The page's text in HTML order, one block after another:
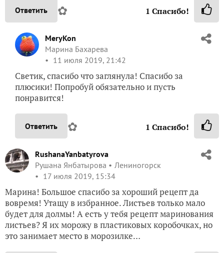
Ответить ✿ 1 Спасибо!
MeryKon
Марина Бахарева
11 июля 2019, 21:42
Светик, спасибо что заглянула! Спасибо за
плюсики! Попробуй обязательно и пусть
понравится!
Ответить ✿ 1 Спасибо!
RushanaYanbatyrova
Рушана Янбатырова
Лениногорск
17 июля 2019, 15:34
Марина! Большое спасибо за хороший рецепт да
вовремя! Утащу в избранное. Листьев только мало
будет для долмы! А есть у тебя рецепт маринования
листьев? Я их морожу в пластиковых коробочках, но
это занимает место в морозилке…